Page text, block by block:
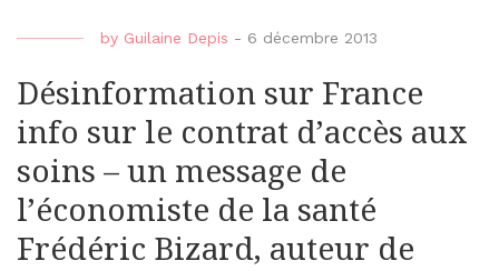
by Guilaine Depis - 6 décembre 2013
Désinformation sur France
info sur le contrat d’accès aux
soins – un message de
l’économiste de la santé
Frédéric Bizard, auteur de